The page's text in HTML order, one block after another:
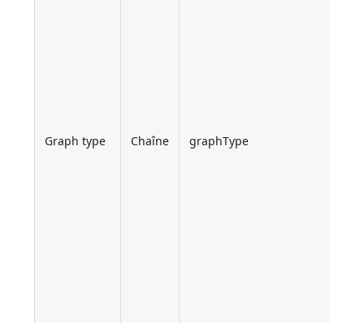
Graph type Chaîne graphType